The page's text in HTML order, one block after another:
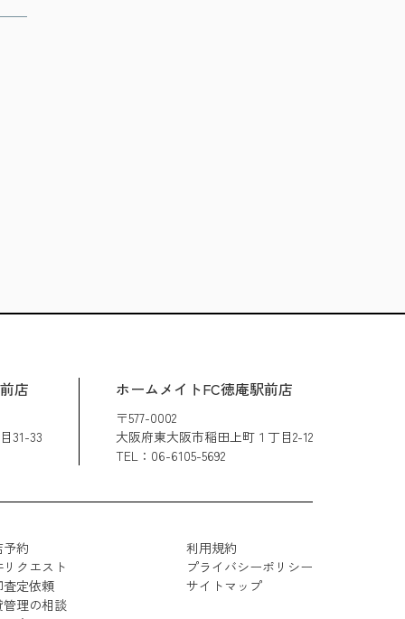
店
31-33
ホームメイトFC徳庵駅前店
〒577-0002
大阪府東大阪市稲田上町１丁目2-12
TEL：06-6105-5692
約
クエスト
査定依頼
管理の相談
利用規約
プライバシーポリシー
サイトマップ